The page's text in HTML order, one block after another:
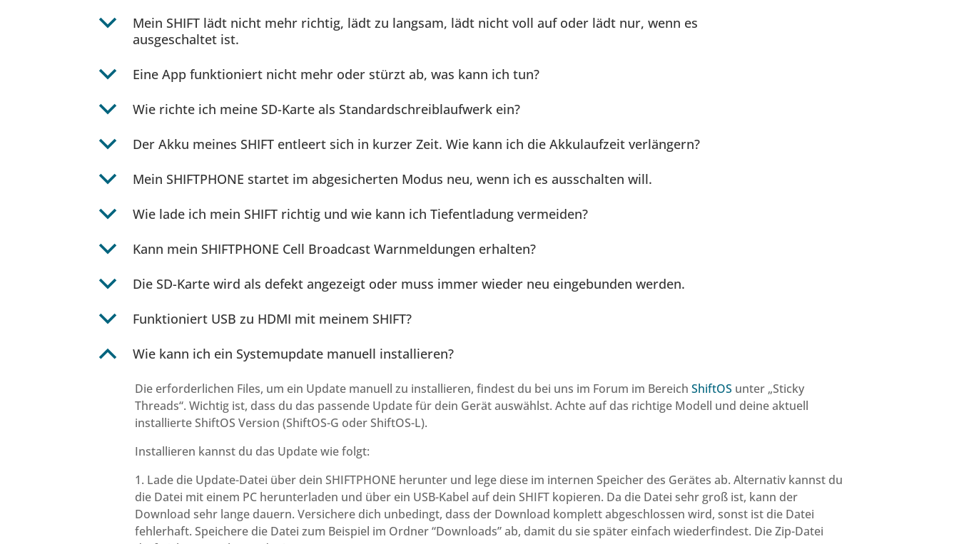
b
Mein SHIFT lädt nicht mehr richtig, lädt zu langsam, lädt nicht voll auf oder lädt nur, wenn es
ausgeschaltet ist.
b Eine App funktioniert nicht mehr oder stürzt ab, was kann ich tun?
b Wie richte ich meine SD-Karte als Standardschreiblaufwerk ein?
b Der Akku meines SHIFT entleert sich in kurzer Zeit. Wie kann ich die Akkulaufzeit verlängern?
b Mein SHIFTPHONE startet im abgesicherten Modus neu, wenn ich es ausschalten will.
b Wie lade ich mein SHIFT richtig und wie kann ich Tiefentladung vermeiden?
b Kann mein SHIFTPHONE Cell Broadcast Warnmeldungen erhalten?
b Die SD-Karte wird als defekt angezeigt oder muss immer wieder neu eingebunden werden.
b Funktioniert USB zu HDMI mit meinem SHIFT?
B Wie kann ich ein Systemupdate manuell installieren?
Die erforderlichen Files, um ein Update manuell zu installieren, findest du bei uns im Forum im BereichShiftOS unter „Sticky
Threads“. Wichtig ist, dass du das passende Update für dein Gerät auswählst. Achte auf das richtige Modell und deine aktuell
installierte ShiftOS Version (ShiftOS-G oder ShiftOS-L).
Installieren kannst du das Update wie folgt:
1. Lade die Update-Datei über dein SHIFTPHONE herunter und lege diese im internen Speicher des Gerätes ab. Alternativ kannst du
die Datei mit einem PC herunterladen und über ein USB-Kabel auf dein SHIFT kopieren. Da die Datei sehr groß ist, kann der
Download sehr lange dauern. Versichere dich unbedingt, dass der Download komplett abgeschlossen wird, sonst ist die Datei
fehlerhaft. Speichere die Datei zum Beispiel im Ordner “Downloads” ab, damit du sie später einfach wiederfindest. Die Zip-Datei